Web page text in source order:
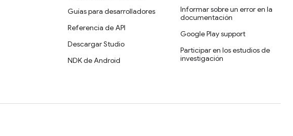
Guías para desarrolladores
Referencia de API
Descargar Studio
NDK de Android
Informar sobre un error en la
documentación
Google Play support
Participar en los estudios de
investigación